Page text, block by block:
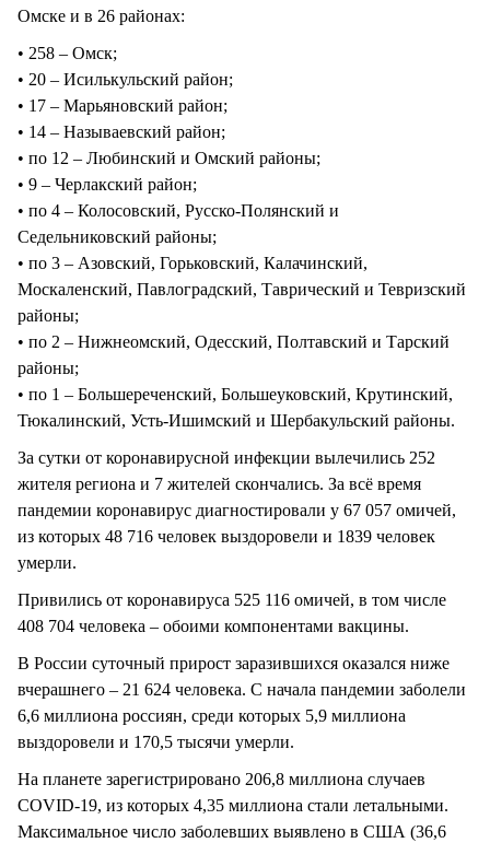
Омске и в 26 районах:
• 258 – Омск;
• 20 – Исилькульский район;
• 17 – Марьяновский район;
• 14 – Называевский район;
• по 12 – Любинский и Омский районы;
• 9 – Черлакский район;
• по 4 – Колосовский, Русско-Полянский и
Седельниковский районы;
• по 3 – Азовский, Горьковский, Калачинский,
Москаленский, Павлоградский, Таврический и Тевризский
районы;
• по 2 – Нижнеомский, Одесский, Полтавский и Тарский
районы;
• по 1 – Большереченский, Большеуковский, Крутинский,
Тюкалинский, Усть-Ишимский и Шербакульский районы.
За сутки от коронавирусной инфекции вылечились 252
жителя региона и 7 жителей скончались. За всё время
пандемии коронавирус диагностировали у 67 057 омичей,
из которых 48 716 человек выздоровели и 1839 человек
умерли.
Привились от коронавируса 525 116 омичей, в том числе
408 704 человека – обоими компонентами вакцины.
В России суточный прирост заразившихся оказался ниже
вчерашнего – 21 624 человека. С начала пандемии заболели
6,6 миллиона россиян, среди которых 5,9 миллиона
выздоровели и 170,5 тысячи умерли.
На планете зарегистрировано 206,8 миллиона случаев
COVID-19, из которых 4,35 миллиона стали летальными.
Максимальное число заболевших выявлено в США (36,6